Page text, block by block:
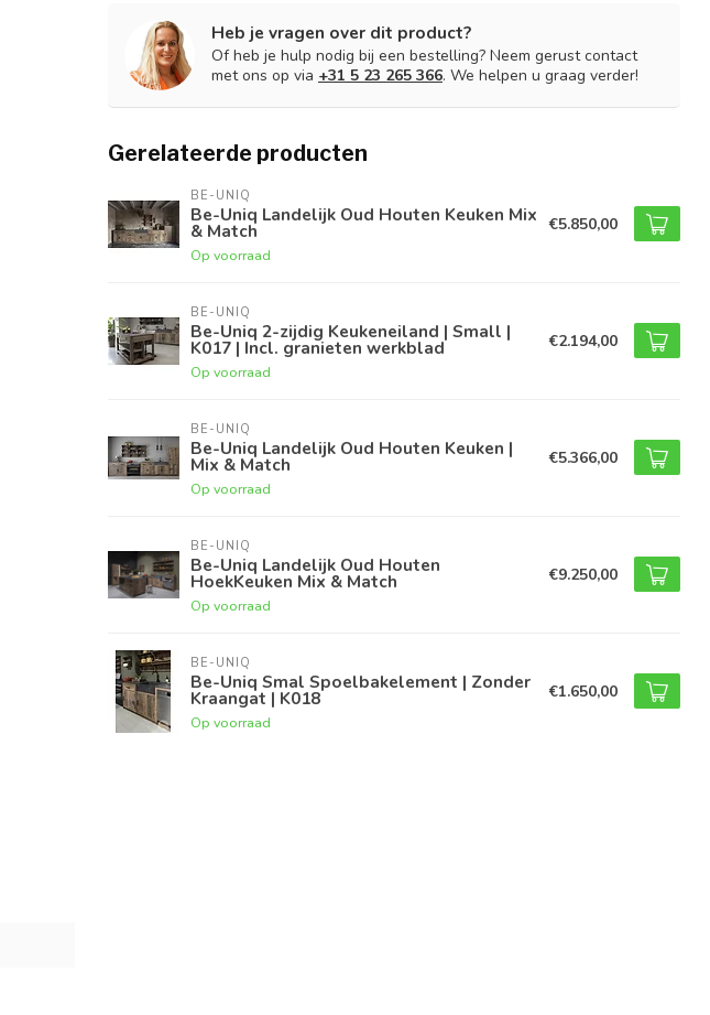
Heb je vragen over dit product?
Of heb je hulp nodig bij een bestelling? Neem gerust contact
met ons op via +31 5 23 265 366. We helpen u graag verder!
Gerelateerde producten
BE-UNIQ
Be-Uniq Landelijk Oud Houten Keuken Mix
& Match
Op voorraad
€5.850,00
BE-UNIQ
Be-Uniq 2-zijdig Keukeneiland | Small |
K017 | Incl. granieten werkblad
Op voorraad
€2.194,00
BE-UNIQ
Be-Uniq Landelijk Oud Houten Keuken |
Mix & Match
Op voorraad
€5.366,00
BE-UNIQ
Be-Uniq Landelijk Oud Houten
HoekKeuken Mix & Match
Op voorraad
€9.250,00
BE-UNIQ
Be-Uniq Smal Spoelbakelement | Zonder
Kraangat | K018
Op voorraad
€1.650,00